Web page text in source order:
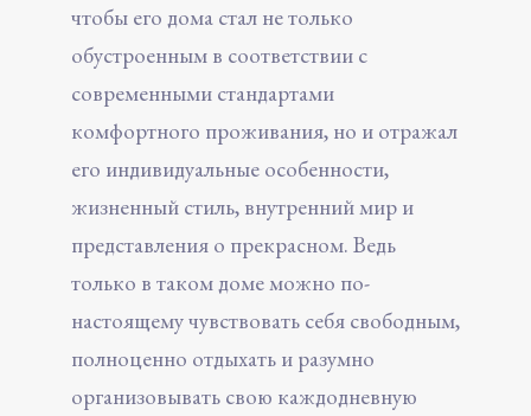
чтобы его дома стал не только
обустроенным в соответствии с
современными стандартами
комфортного проживания, но и отражал
его индивидуальные особенности,
жизненный стиль, внутренний мир и
представления о прекрасном. Ведь
только в таком доме можно по-
настоящему чувствовать себя свободным,
полноценно отдыхать и разумно
организовывать свою каждодневную